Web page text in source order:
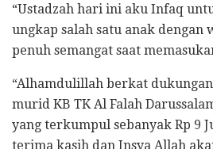
“Ustadzah hari ini aku Infaq
ungkap salah satu anak dengan
penuh semangat saat
“Alhamdulillah berkat
murid KB TK Al Falah
yang terkumpul sebanyak Rp 9
terima kasih dan Insya Allah